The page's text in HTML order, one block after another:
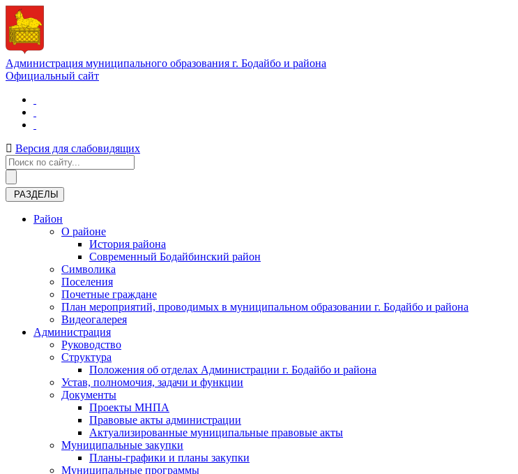
Администрация муниципального образования г. Бодайбо и района
Официальный сайт
Версия для слабовидящих
РАЗДЕЛЫ
Район
О районе
История района
Современный Бодайбинский район
Символика
Поселения
Почетные граждане
План мероприятий, проводимых в муниципальном образовании г. Бодайбо и района
Видеогалерея
Администрация
Руководство
Структура
Положения об отделах Администрации г. Бодайбо и района
Устав, полномочия, задачи и функции
Документы
Проекты МНПА
Правовые акты администрации
Актуализированные муниципальные правовые акты
Муниципальные закупки
Планы-графики и планы закупки
Муниципальные программы